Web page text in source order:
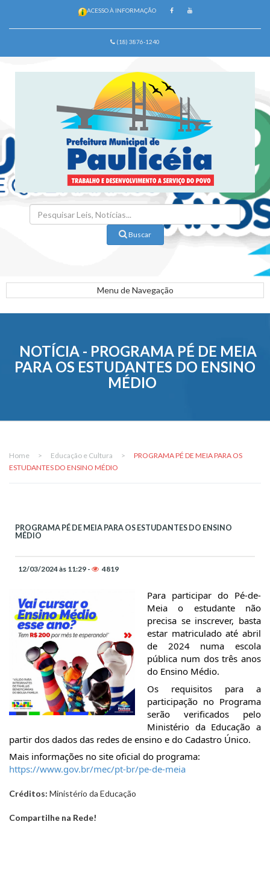
ACESSO À INFORMAÇÃO
(18) 3876-1240
Buscar
Menu de Navegação
NOTÍCIA - PROGRAMA PÉ DE MEIA
PARA OS ESTUDANTES DO ENSINO
MÉDIO
Home > Educação e Cultura >
PROGRAMA PÉ DE MEIA PARA OS
ESTUDANTES DO ENSINO MÉDIO
PROGRAMA PÉ DE MEIA PARA OS ESTUDANTES DO ENSINO
MÉDIO
12/03/2024 às 11:29 - 4819
Para participar do Pé-de-
Meia o estudante não
precisa se inscrever, basta
estar matriculado até abril
de 2024 numa escola
pública num dos três anos
do Ensino Médio.
Os requisitos para a
participação no Programa
serão verificados pelo
Ministério da Educação a
partir dos dados das redes de ensino e do Cadastro Único.
Mais informações no site oficial do programa:
https://www.gov.br/mec/pt-br/pe-de-meia
Créditos: Ministério da Educação
Compartilhe na Rede!